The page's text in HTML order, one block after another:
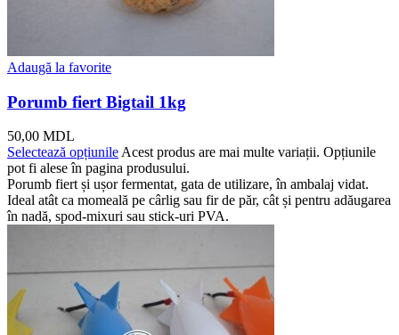
Adaugă la favorite
Porumb fiert Bigtail 1kg
50,00 MDL
Selectează opțiunile Acest produs are mai multe variații. Opțiunile
pot fi alese în pagina produsului.
Porumb fiert și ușor fermentat, gata de utilizare, în ambalaj vidat.
Ideal atât ca momeală pe cârlig sau fir de păr, cât și pentru adăugarea
în nadă, spod-mixuri sau stick-uri PVA.